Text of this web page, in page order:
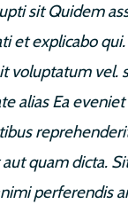
sit Quidem
et explicabo
voluptatum vel.
alias Ea
quam dicta.
perferendis